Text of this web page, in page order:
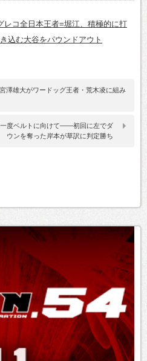
レコ全日本王者=堀江、積極的に打
込む大谷をパウンドアウト
澤雄大がワードッグ王者・荒木凌に組み
一度ベルトに向けて――初回に左でダ
ウンを奪った岸本が草訳に判定勝ち